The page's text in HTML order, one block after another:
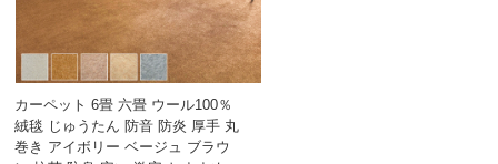
カーペット 6畳 六畳 ウール100％
絨毯 じゅうたん 防音 防炎 厚手 丸
巻き アイボリー ベージュ ブラウ